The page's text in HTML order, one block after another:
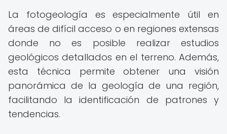
La fotogeología es especialmente útil en
áreas de difícil acceso o en regiones extensas
donde no es posible realizar estudios
geológicos detallados en el terreno. Además,
esta técnica permite obtener una visión
panorámica de la geología de una región,
facilitando la identificación de patrones y
tendencias.